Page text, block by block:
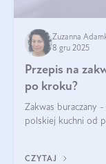
Zuzanna
8 gru 2025
Przepis na
po kroku?
Zakwas buraczany
polskiej kuchni od
CZYTAJ